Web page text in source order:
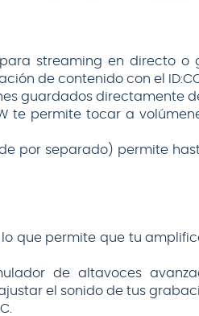
para streaming en directo
de contenido con el
guardados directamente
te permite tocar a
por separado) permite
lo que permite que tu
de altavoces
el sonido de tus